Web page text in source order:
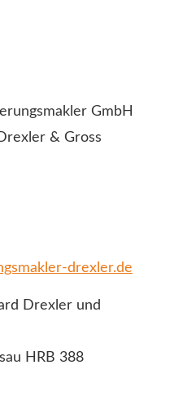
GmbH
& Gross
drexler.de
Drexler und
HRB 388